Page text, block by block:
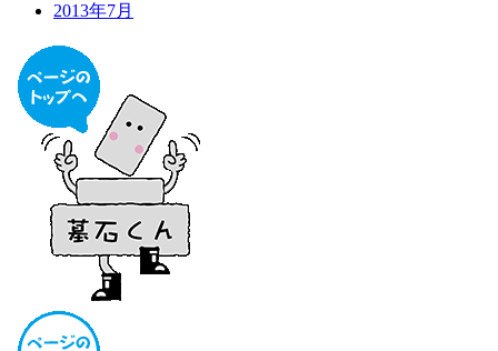
2013年7月